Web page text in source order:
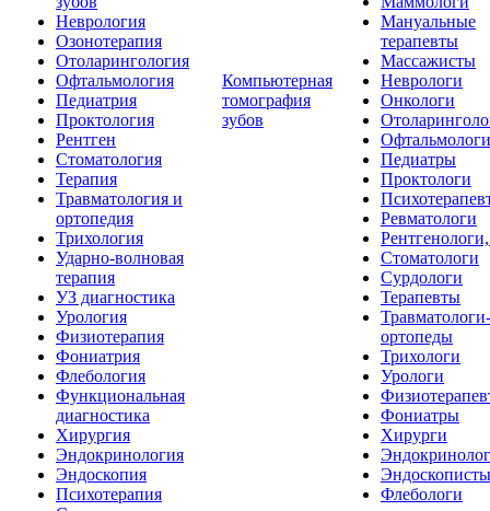
Неврология
Озонотерапия
Отоларингология
Офтальмология
Педиатрия
Проктология
Рентген
Стоматология
Терапия
Травматология и
ортопедия
Трихология
Ударно-волновая
терапия
УЗ диагностика
Урология
Физиотерапия
Фониатрия
Флебология
Функциональная
диагностика
Хирургия
Эндокринология
Эндоскопия
Психотерапия
Компьютерная
томография
зубов
Мануальные
терапевты
Массажисты
Неврологи
Онкологи
Офтальмологи
Педиатры
Проктологи
Ревматологи
Стоматологи
Сурдологи
Терапевты
Травматологи-
ортопеды
Трихологи
Урологи
Фониатры
Хирурги
Эндоскописты
Флебологи